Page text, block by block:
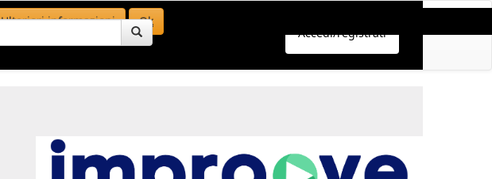
Ulteriori informazioni Ok
Accedi/registrati